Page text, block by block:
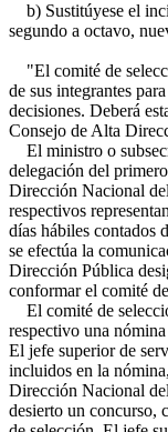
b) Sustitúyese el
segundo a octavo,
"El comité de
de sus integrantes
decisiones. Deberá
Consejo de Alta
El ministro o
delegación del
Dirección Nacional
respectivos
días hábiles contados
se efectúa la
Dirección Pública
conformar el comité
El comité de
respectivo una
El jefe superior de
incluidos en la
Dirección Nacional
desierto un concurso,